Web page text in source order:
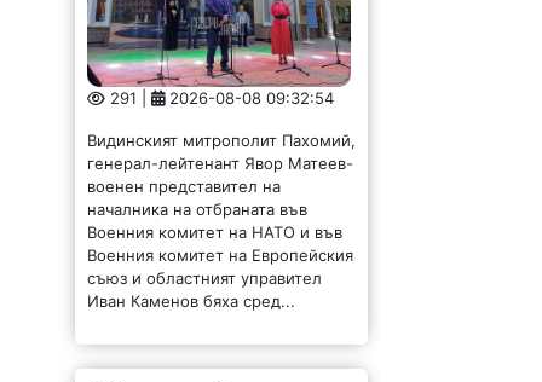
291 | 2026-08-08 09:32:54
Видинският митрополит Пахомий,
генерал-лейтенант Явор Матеев-
военен представител на
началника на отбраната във
Военния комитет на НАТО и във
Военния комитет на Европейския
съюз и областният управител
Иван Каменов бяха сред...